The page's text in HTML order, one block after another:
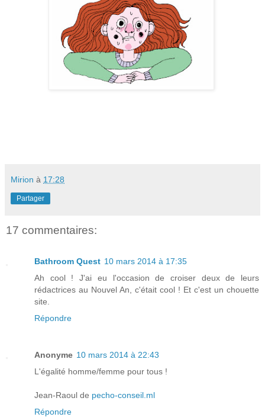
Mirion à 17:28
Partager
17 commentaires:
Bathroom Quest 10 mars 2014 à 17:35
Ah cool ! J'ai eu l'occasion de croiser deux de leurs
rédactrices au Nouvel An, c'était cool ! Et c'est un chouette
site.
Répondre
Anonyme 10 mars 2014 à 22:43
L'égalité homme/femme pour tous !
Jean-Raoul de pecho-conseil.ml
Répondre